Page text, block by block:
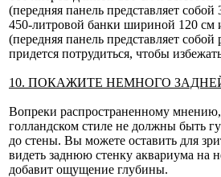
(передняя панель представляет
450-литровой банки шириной 120 см
(передняя панель представляет собой
придется потрудиться, чтобы
10. ПОКАЖИТЕ НЕМНОГО
Вопреки распространенному
голландском стиле не должны быть
до стены. Вы можете оставить для
видеть заднюю стенку аквариума на
добавит ощущение глубины.